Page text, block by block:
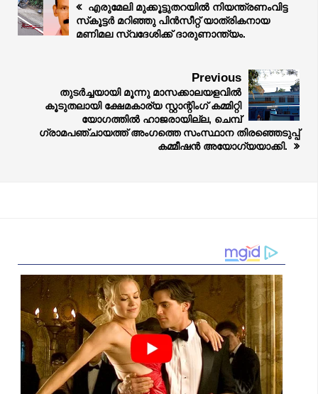
എരുമേലി മുക്കൂട്ടുതറയിൽ നിയന്ത്രണംവിട്ട
സ്‌കൂട്ടർ മറിഞ്ഞു പിൻസീറ്റ് യാത്രികനായ
മണിമല സ്വദേശിക്ക് ദാരുണാന്ത്യം.
Previous
തുടർച്ചയായി മൂന്നു മാസക്കാലയളവിൽ
കൂടുതലായി ക്ഷേമകാര്യ സ്റ്റാന്റിംഗ് കമ്മിറ്റി
യോഗത്തിൽ ഹാജരായില്ല, ചെമ്പ്
ഗ്രാമപഞ്ചായത്ത് അംഗത്തെ സംസ്ഥാന തിരഞ്ഞെടുപ്പ്
കമ്മീഷൻ അയോഗ്യയാക്കി.